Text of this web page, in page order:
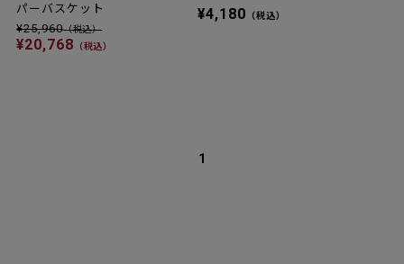
パーバスケット
¥25,960（税込）
¥20,768 （税込）
¥4,180 （税込）
1